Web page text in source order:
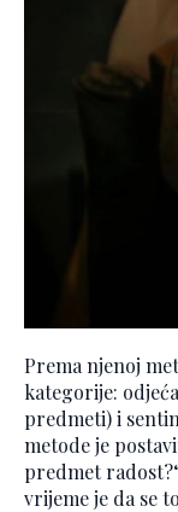
Prema njenoj
kategorije:
predmeti) i
metode je
predmet
vrijeme je da se